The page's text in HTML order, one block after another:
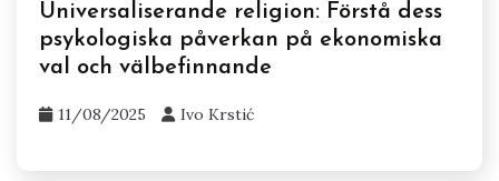
Universaliserande religion: Förstå dess
psykologiska påverkan på ekonomiska
val och välbefinnande
11/08/2025 Ivo Krstić